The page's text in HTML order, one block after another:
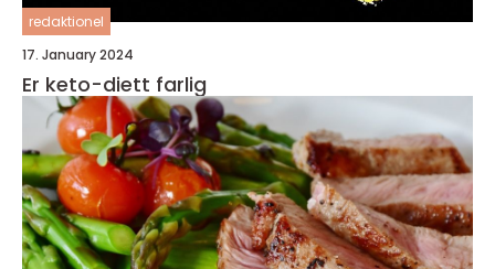
redaktionel
17. January 2024
Er keto-diett farlig